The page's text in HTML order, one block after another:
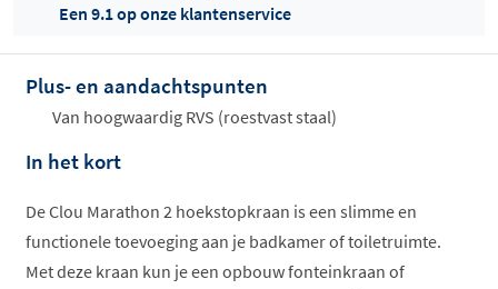
Offertes
ophalen...
Een 9.1 op onze klantenservice
Plus- en aandachtspunten
Van hoogwaardig RVS (roestvast staal)
In het kort
De Clou Marathon 2 hoekstopkraan is een slimme en
functionele toevoeging aan je badkamer of toiletruimte.
Met deze kraan kun je een opbouw fonteinkraan of